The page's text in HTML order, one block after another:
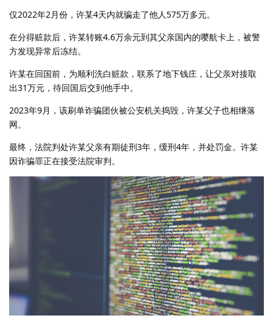
仅2022年2月份，许某4天内就骗走了他人575万多元。
在分得赃款后，许某转账4.6万余元到其父亲国内的嘤航卡上，被警
方发现异常后冻结。
许某在回国前，为顺利洗白赃款，联系了地下钱庄，让父亲对接取
出31万元，待回国后交到他手中。
2023年9月，该刷单诈骗团伙被公安机关捣毁，许某父子也相继落
网。
最终，法院判处许某父亲有期徒刑3年，缓刑4年，并处罚金。许某
因诈骗罪正在接受法院审判。